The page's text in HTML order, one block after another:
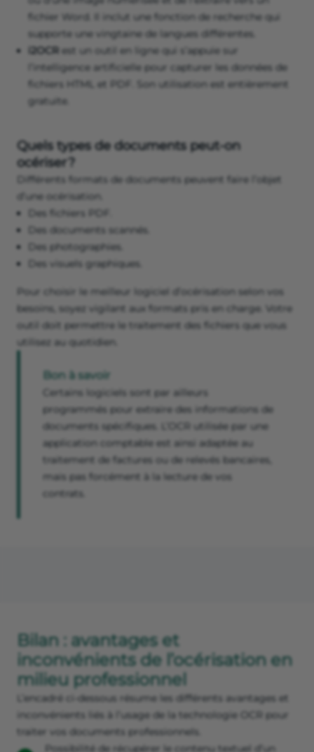
fichier Word. Il inclut une fonction de recherche qui
supporte une vingtaine de langues différentes.
i2OCR est un outil en ligne qui s’appuie sur
l’intelligence artificielle pour capturer les données de
fichiers HTML et PDF. Son utilisation est entièrement
gratuite.
Quels types de documents peut‑on
océriser ?
Différents formats de documents peuvent faire l’objet
d’une océrisation.
Des fichiers PDF.
Des documents scannés.
Des photographies.
Des visuels graphiques.
Pour choisir le meilleur logiciel d’océrisation selon vos
besoins, soyez vigilant aux formats pris en charge. Votre
outil doit permettre le traitement des fichiers que vous
utilisez au quotidien.
Bon à savoir
Certains logiciels sont par ailleurs
programmés pour extraire des informations de
documents spécifiques. L’OCR utilisée par une
application comptable est ainsi adaptée au
traitement de factures ou de relevés bancaires,
mais pas forcément à la lecture de vos
contrats.
Bilan : avantages et
inconvénients de l’océrisation en
milieu professionnel
L’encadré ci-dessous résume les différents avantages et
inconvénients liés à l’usage de la technologie OCR pour
traiter vos documents professionnels.
Possibilité de récupérer le contenu textuel d’un